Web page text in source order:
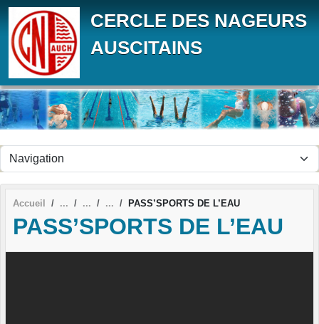
CERCLE DES NAGEURS
AUSCITAINS
Accueil PASS’SPORTS DE L’EAU
PASS’SPORTS DE L’EAU
Panneau de gestion des cookies